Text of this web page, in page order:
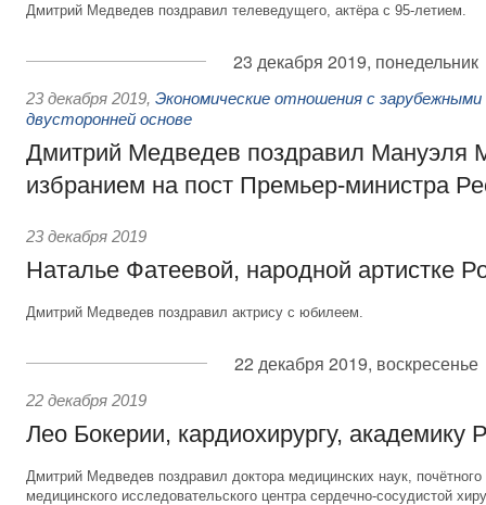
Дмитрий Медведев поздравил телеведущего, актёра с 95-летием.
23 декабря 2019, понедельник
23 декабря 2019, Экономические отношения с
двусторонней основе
Дмитрий Медведев поздравил Мануэля
избранием на пост Премьер-министра
23 декабря 2019
Наталье Фатеевой, народной артистке
Дмитрий Медведев поздравил актрису с юбилеем.
22 декабря 2019, воскресенье
22 декабря 2019
Лео Бокерии, кардиохирургу, академику
Дмитрий Медведев поздравил доктора медицинских наук, почётного
медицинского исследовательского центра сердечно-сосудистой